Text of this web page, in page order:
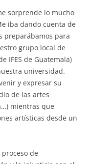
sorprende lo mucho
iba dando cuenta de
preparábamos para
grupo local de
IFES de Guatemala)
universidad.
y expresar su
de las artes
mientras que
artísticas desde un
de